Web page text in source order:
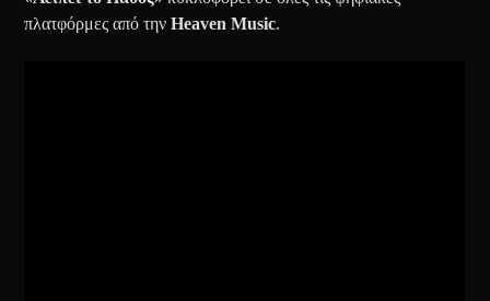
πλατφόρμες από τηνHeaven Music.